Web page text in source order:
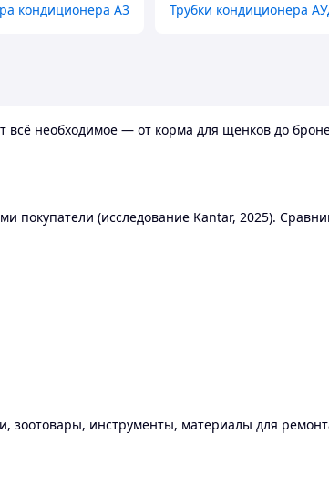
кондиционера А3 Трубки кондиционера
необходимое — от корма для щенков до
покупатели (исследование Kantar, 2025).
зоотовары, инструменты, материалы для